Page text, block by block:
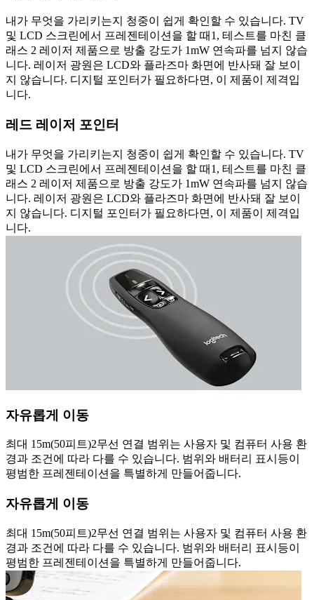
내가 무엇을 가리키는지 청중이 쉽게 확인할 수 있습니다. TV
및 LCD 스크린에서 프레젠테이션을 할 때1, 테스트를 마친 클
래스 2 레이저 제품으로 방출 강도가 1mW 연속파를 넘지 않습
니다. 레이저 광원은 LCD와 플라즈마 화면에 반사돼 잘 보이
지 않습니다. 디지털 포인터가 필요하다면, 이 제품이 제격입
니다.
레드 레이저 포인터
내가 무엇을 가리키는지 청중이 쉽게 확인할 수 있습니다. TV
및 LCD 스크린에서 프레젠테이션을 할 때1, 테스트를 마친 클
래스 2 레이저 제품으로 방출 강도가 1mW 연속파를 넘지 않습
니다. 레이저 광원은 LCD와 플라즈마 화면에 반사돼 잘 보이
지 않습니다. 디지털 포인터가 필요하다면, 이 제품이 제격입
니다.
자유롭게 이동
최대 15m(50피트)2무선 연결 범위는 사용자 및 컴퓨터 사용 환
경과 조건에 따라 다를 수 있습니다. 범위와 배터리 표시등이
평범한 프레젠테이션을 특별하게 만들어줍니다.
자유롭게 이동
최대 15m(50피트)2무선 연결 범위는 사용자 및 컴퓨터 사용 환
경과 조건에 따라 다를 수 있습니다. 범위와 배터리 표시등이
평범한 프레젠테이션을 특별하게 만들어줍니다.